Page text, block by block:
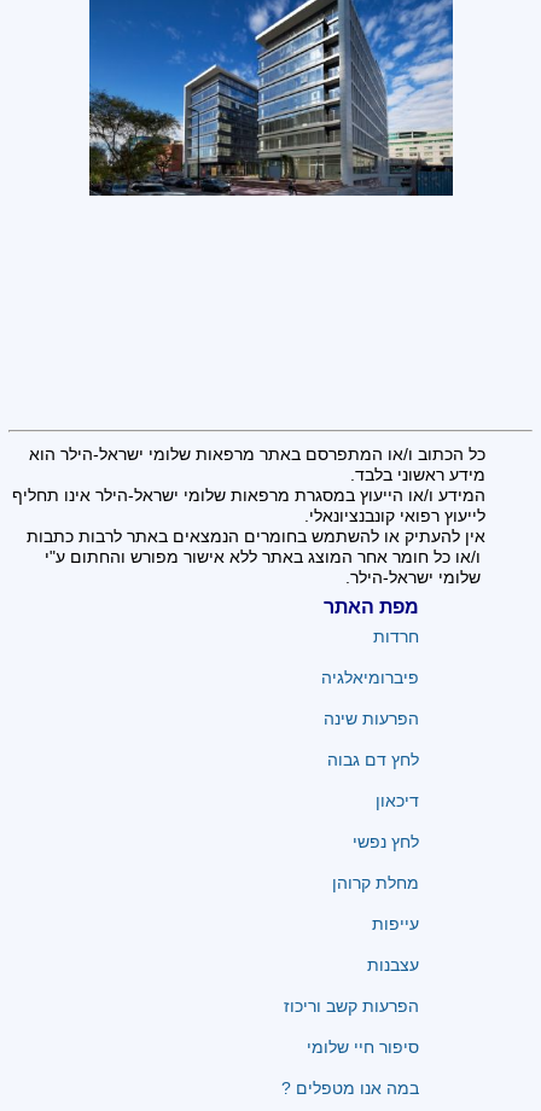
כל הכתוב ו/או המתפרסם באתר מרפאות שלומי ישראל-הילר הוא
מידע ראשוני בלבד.
המידע ו/או הייעוץ במסגרת מרפאות שלומי ישראל-הילר אינו תחליף
לייעוץ רפואי קונבנציונאלי.
אין להעתיק או להשתמש בחומרים הנמצאים באתר לרבות כתבות
ו/או כל חומר אחר המוצג באתר ללא אישור מפורש והחתום ע"י
שלומי ישראל-הילר.
מפת האתר
חרדות
פיברומיאלגיה
הפרעות שינה
לחץ דם גבוה
דיכאון
לחץ נפשי
מחלת קרוהן
עייפות
עצבנות
הפרעות קשב וריכוז
סיפור חיי שלומי
במה אנו מטפלים ?